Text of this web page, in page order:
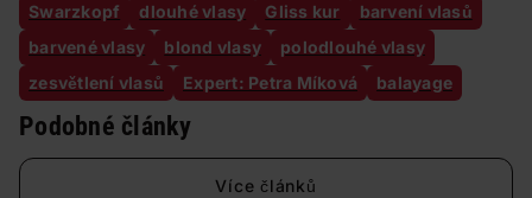
Swarzkopf dlouhé vlasy Gliss kur
barvení vlasů
barvené vlasy
blond vlasy
polodlouhé vlasy
zesvětlení vlasů
Expert: Petra Míková balayage
Podobné články
Více článků